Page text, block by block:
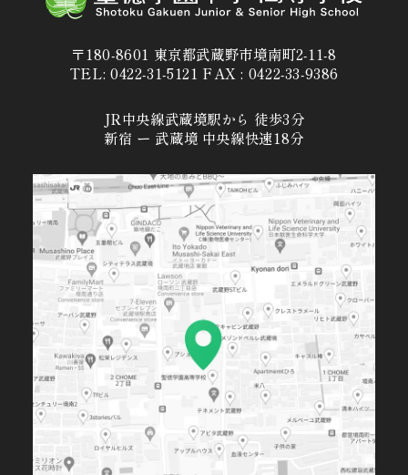
〒180-8601 東京都武蔵野市境南町2-11-8
TEL: 0422-31-5121 FAX : 0422-33-9386
JR中央線武蔵境駅から 徒歩3分
新宿 ー 武蔵境 中央線快速18分